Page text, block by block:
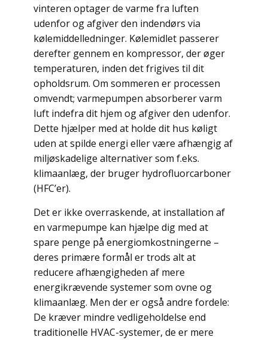
vinteren optager de varme fra luften
udenfor og afgiver den indendørs via
kølemiddelledninger. Kølemidlet passerer
derefter gennem en kompressor, der øger
temperaturen, inden det frigives til dit
opholdsrum. Om sommeren er processen
omvendt; varmepumpen absorberer varm
luft indefra dit hjem og afgiver den udenfor.
Dette hjælper med at holde dit hus køligt
uden at spilde energi eller være afhængig af
miljøskadelige alternativer som f.eks.
klimaanlæg, der bruger hydrofluorcarboner
(HFC’er).
Det er ikke overraskende, at installation af
en varmepumpe kan hjælpe dig med at
spare penge på energiomkostningerne –
deres primære formål er trods alt at
reducere afhængigheden af mere
energikrævende systemer som ovne og
klimaanlæg. Men der er også andre fordele:
De kræver mindre vedligeholdelse end
traditionelle HVAC-systemer, de er mere